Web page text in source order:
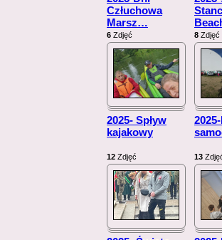
Człuchowa
Marsz…
6 Zdjęć 8 Zdjęć
2025- Spływ
kajakowy
12 Zdjęć 13